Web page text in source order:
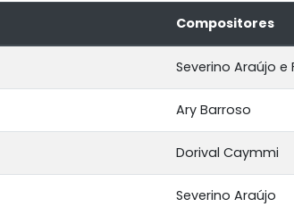
Compositores
Severino Araújo e
Ary Barroso
Dorival Caymmi
Severino Araújo